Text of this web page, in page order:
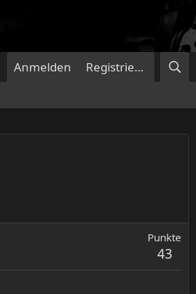
Anmelden Registrieren
Punkte
43